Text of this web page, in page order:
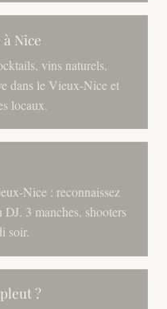
Nice
vins naturels,
dans le Vieux-Nice et
locaux.
Nice : reconnaissez
3 manches, shooters
soir.
?